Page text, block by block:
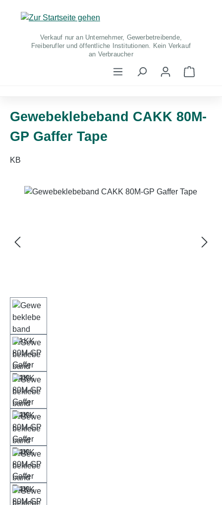
Zum Hauptinhalt springen
Verkauf nur an Unternehmer, Gewerbetreibende,
Freiberufler und öffentliche Institutionen. Kein Verkauf
an Verbraucher
Gewebeklebeband CAKK 80M-
GP Gaffer Tape
KB
Bildergalerie überspringen